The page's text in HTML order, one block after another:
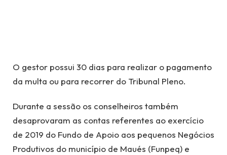
O gestor possui 30 dias para realizar o pagamento
da multa ou para recorrer do Tribunal Pleno.
Durante a sessão os conselheiros também
desaprovaram as contas referentes ao exercício
de 2019 do Fundo de Apoio aos pequenos Negócios
Produtivos do município de Maués (Funpeq) e